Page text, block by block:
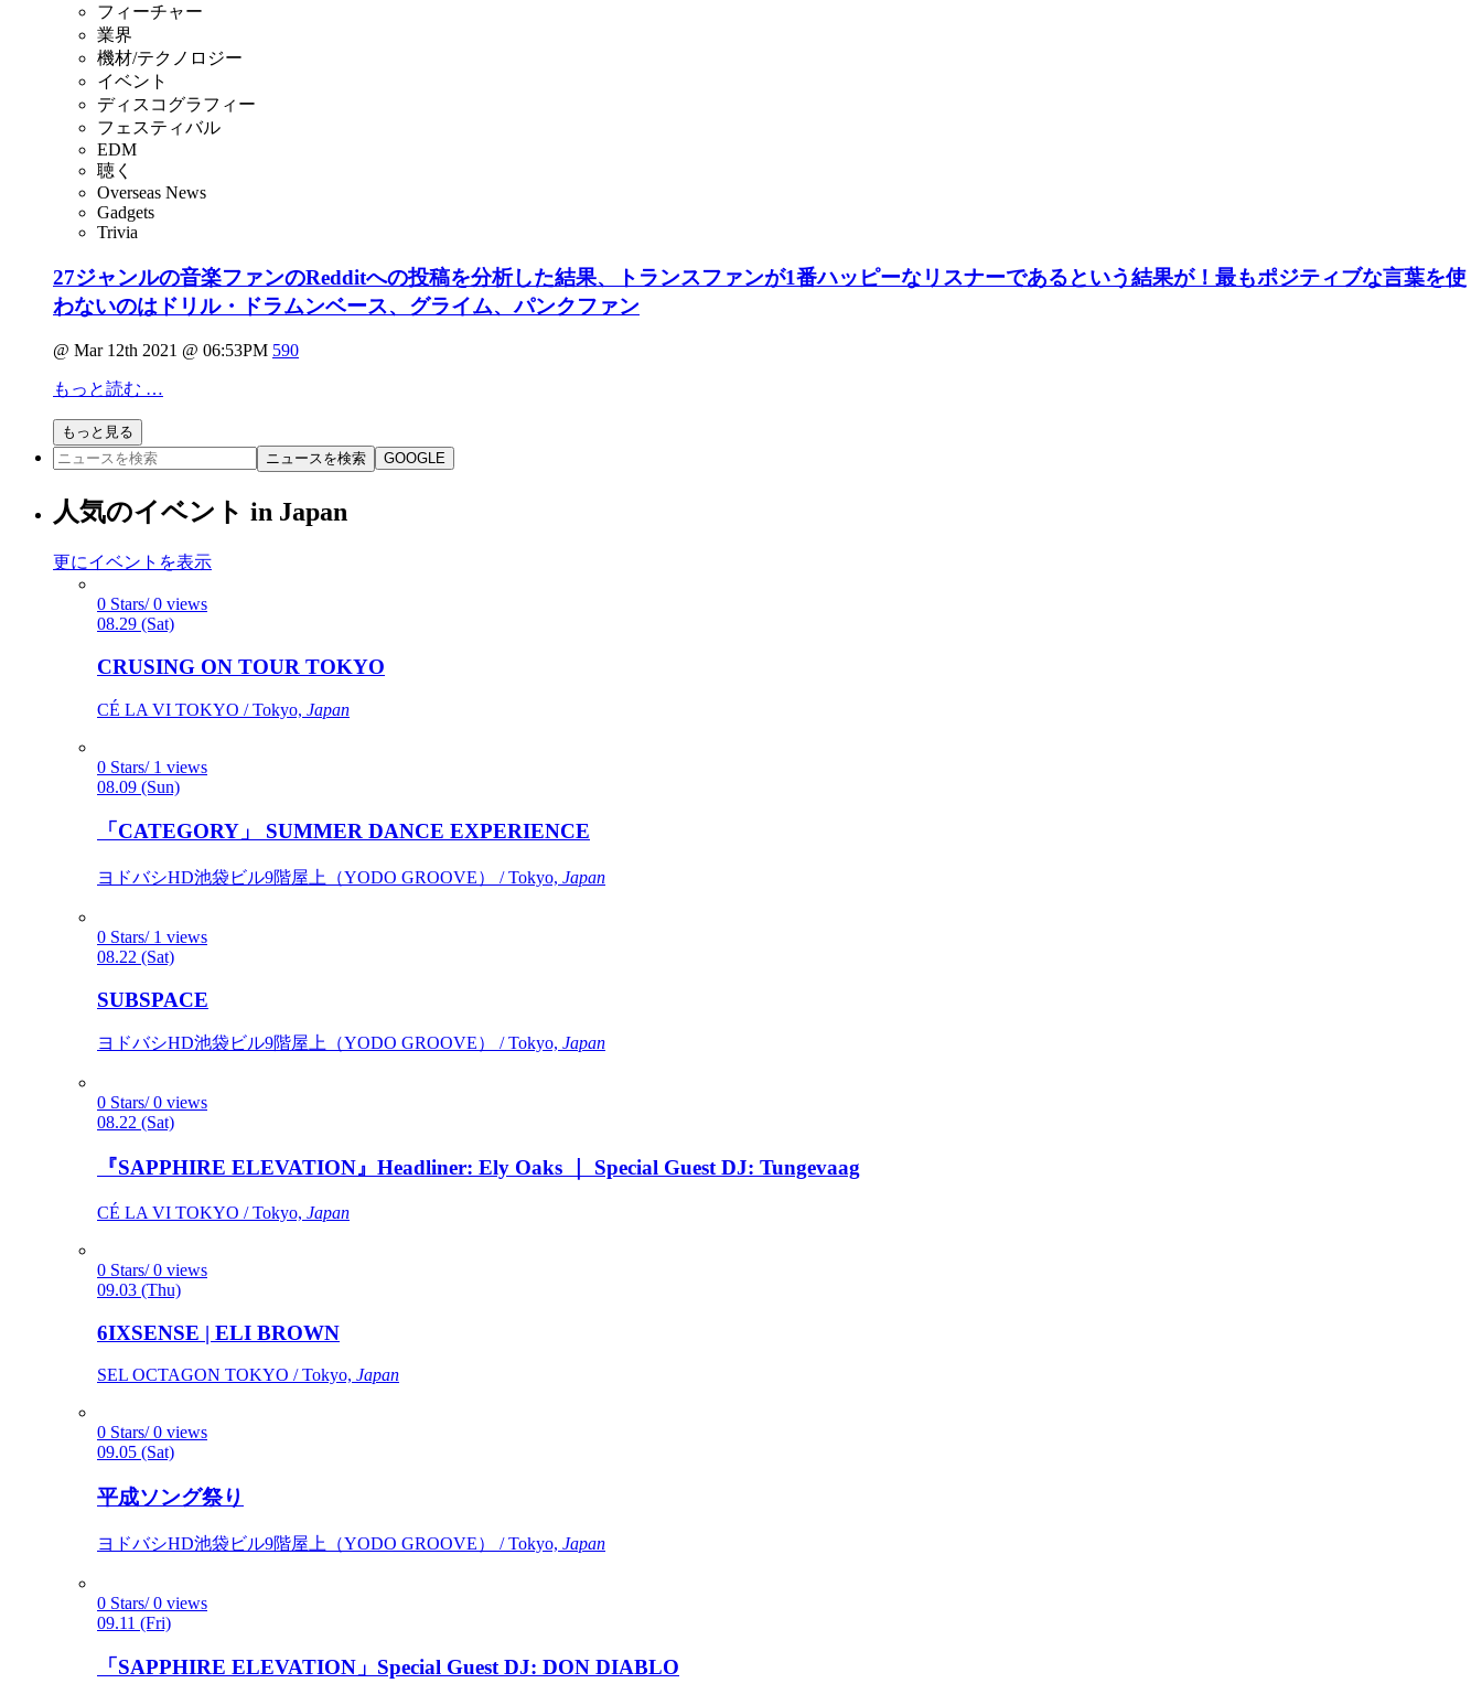
フィーチャー
業界
機材/テクノロジー
イベント
ディスコグラフィー
フェスティバル
EDM
聴く
Overseas News
Gadgets
Trivia
27ジャンルの音楽ファンのRedditへの投稿を分析した結果、トランスファンが1番ハッピーなリスナーであるという結果が！最もポジティブな言葉を使
わないのはドリル・ドラムンベース、グライム、パンクファン
@ Mar 12th 2021 @ 06:53PM 590
もっと読む …
もっと見る
ニュースを検索
GOOGLE
人気のイベント in Japan
更にイベントを表示
0 Stars/ 0 views
08.29 (Sat)
CRUSING ON TOUR TOKYO
CÉ LA VI TOKYO / Tokyo, Japan
0 Stars/ 1 views
08.09 (Sun)
「CATEGORY」 SUMMER DANCE EXPERIENCE
ヨドバシHD池袋ビル9階屋上（YODO GROOVE） / Tokyo, Japan
0 Stars/ 1 views
08.22 (Sat)
SUBSPACE
ヨドバシHD池袋ビル9階屋上（YODO GROOVE） / Tokyo, Japan
0 Stars/ 0 views
08.22 (Sat)
『SAPPHIRE ELEVATION』Headliner: Ely Oaks ｜ Special Guest DJ: Tungevaag
CÉ LA VI TOKYO / Tokyo, Japan
0 Stars/ 0 views
09.03 (Thu)
6IXSENSE | ELI BROWN
SEL OCTAGON TOKYO / Tokyo, Japan
0 Stars/ 0 views
09.05 (Sat)
平成ソング祭り
ヨドバシHD池袋ビル9階屋上（YODO GROOVE） / Tokyo, Japan
0 Stars/ 0 views
09.11 (Fri)
「SAPPHIRE ELEVATION」Special Guest DJ: DON DIABLO